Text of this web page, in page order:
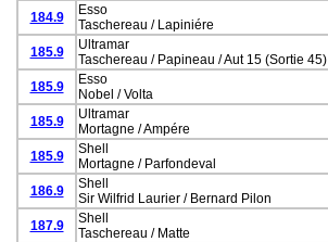
184.9
Esso
Taschereau / Lapiniére
185.9
Ultramar
Taschereau / Papineau / Aut 15 (Sortie 45)
185.9
Esso
Nobel / Volta
185.9
Ultramar
Mortagne / Ampére
185.9
Shell
Mortagne / Parfondeval
186.9
Shell
Sir Wilfrid Laurier / Bernard Pilon
187.9
Shell
Taschereau / Matte